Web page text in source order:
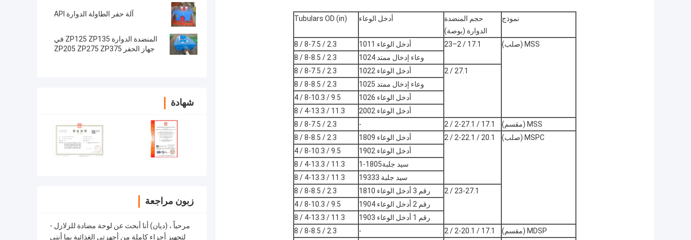
آلة حفر الطاولة الدوارة API
المنضدة الدوارة ZP125 ZP135 في
جهاز الحفر ZP205 ZP275 ZP375
شهادة
زبون مراجعة
- مرحباً ، (ديان) أنا أبحث عن لوحة مضادة للزلازل
لتجهيز أجزاء كاملة من أجهزتي الغذائية بما أنني
نموذج
حجم المنضدة
الدوارة (بوصة)
أدخل الوعاء Tubulars OD (in)
MSS (صلب) 17.1 / 2–23 أدخل الوعاء 1011
2.3 / 8-7.5 / 8
وعاء إدخال ممتد 1024
2.3 / 8-8.5 / 8
27.1 / 2
أدخل الوعاء 1022
2.3 / 8-7.5 / 8
وعاء إدخال ممتد 1025
2.3 / 8-8.5 / 8
أدخل الوعاء 1026
9.5 / 8-10.3 / 4
أدخل الوعاء 2002
11.3 / 4-13.3 / 8
MSS (مقسم)
17.1 / 2-27.1 / 2
-
2.3 / 8-7.5 / 8
MSPC (صلب)
20.1 / 2-22.1 / 2 أدخل الوعاء 1809
2.3 / 8-8.5 / 8
أدخل الوعاء 1902
9.5 / 8-10.3 / 4
سيد جلبة1805-1
11.3 / 4-13.3 / 8
سيد جلبة 19333
11.3 / 4-13.3 / 8
23-27.1 / 2
رقم 3 أدخل الوعاء 1810
2.3 / 8-8.5 / 8
رقم 2 أدخل الوعاء 1904
9.5 / 8-10.3 / 4
رقم 1 أدخل الوعاء 1903
11.3 / 4-13.3 / 8
MDSP (مقسم)
17.1 / 2-20.1 / 2
-
2.3 / 8-8.5 / 8